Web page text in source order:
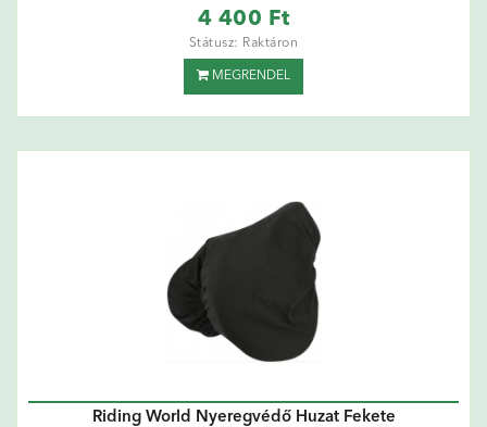
4 400 Ft
Státusz: Raktáron
MEGRENDEL
Riding World Nyeregvédő Huzat Fekete